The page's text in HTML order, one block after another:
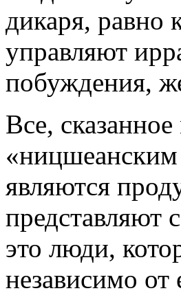
дикаря, равно
управляют
побуждения,
Все,
«ницшеанским
являются
представляют
это люди,
независимо